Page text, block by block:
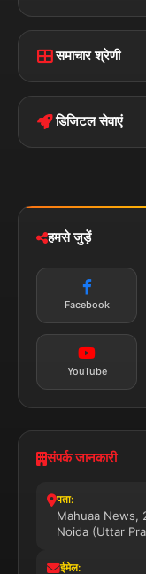
Privacy
समाचार श्रेणी
पॉलिटिकल
डिजिटल सेवाएं
न्यूज़ अलर्ट
सब्सक्राइब
हमसे जुड़ें
Facebook
YouTube
संपर्क जानकारी
पता:
Mahuaa News,
Noida (Uttar
ईमेल: